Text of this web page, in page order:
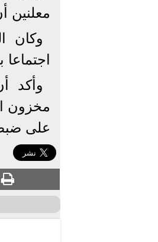
معلنين
وكان
وأكد
مخزون
على